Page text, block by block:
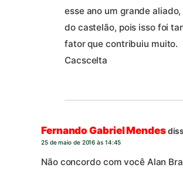
esse ano um grande
do castelão, pois isso foi
fator que contribuiu muito.
Cacscelta
Fernando Gabriel Mendes
25 de maio de 2016 às 14:45
Não concordo com você Alan